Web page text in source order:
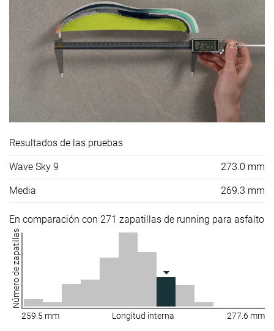
Resultados de las pruebas
Wave Sky 9 273.0 mm
Media 269.3 mm
En comparación con 271 zapatillas de running para asfalto
Número de zapatillas
259.5 mm Longitud interna 277.6 mm